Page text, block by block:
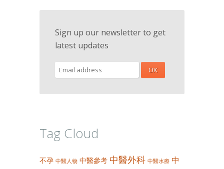
Sign up our newsletter to get
latest updates
Tag Cloud
不孕 中醫人物 中醫參考 中醫外科 中醫水療 中